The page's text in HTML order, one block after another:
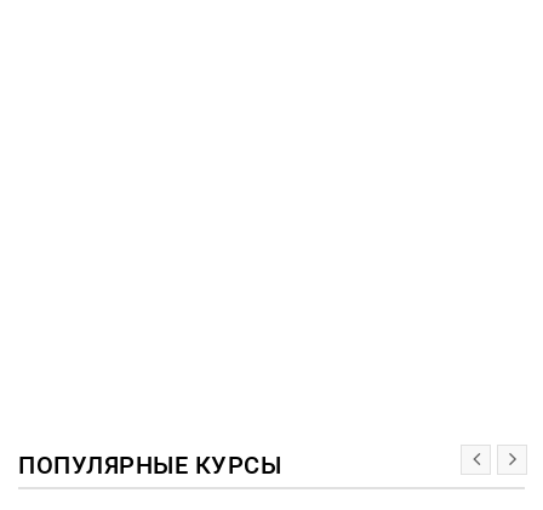
ПОПУЛЯРНЫЕ КУРСЫ